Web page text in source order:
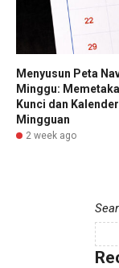
Menyusun Peta
Minggu:
Kunci dan
Mingguan
2 week ago